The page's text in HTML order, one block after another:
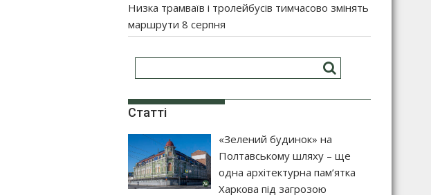
Низка трамваїв і тролейбусів тимчасово змінять
маршрути 8 серпня
Статті
«Зелений будинок» на
Полтавському шляху – ще
одна архітектурна пам’ятка
Харкова під загрозою